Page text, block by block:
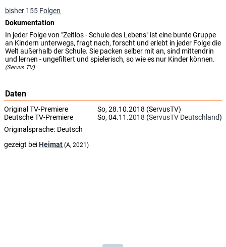
bisher 155 Folgen
Dokumentation
In jeder Folge von "Zeitlos - Schule des Lebens" ist eine bunte Gruppe
an Kindern unterwegs, fragt nach, forscht und erlebt in jeder Folge die
Welt außerhalb der Schule. Sie packen selber mit an, sind mittendrin
und lernen - ungefiltert und spielerisch, so wie es nur Kinder können.
(Servus TV)
Daten
Original TV-Premiere
So, 28.10.2018 (ServusTV)
Deutsche TV-Premiere
So, 04.11.2018 (ServusTV Deutschland)
Originalsprache: Deutsch
gezeigt beiHeimat (A, 2021)